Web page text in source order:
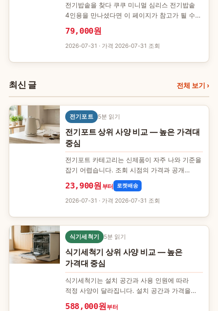
전기밥솥을 찾다 쿠쿠 미니멀 심리스 전기밥솥
4인용을 만나셨다면 이 페이지가 참고가 될 수
있습니다. 평점이나 후기 대신, 제품 상세
페이지에서 확인할 수 있는…
79,000원
2026-07-31 · 가격 2026-07-31 조회
최신 글 전체 보기 ›
전기포트 5분 읽기
전기포트 상위 사양 비교 — 높은 가격대
중심
전기포트 카테고리는 신제품이 자주 나와 기준을
잡기 어렵습니다. 조회 시점의 가격과 공개
사양만으로 5개 제품을 용량과 배송 조건
기준으로 분류했습니다. 어떤 기…
23,900원 부터 로켓배송
2026-07-31 · 가격 2026-07-31 조회
식기세척기 5분 읽기
식기세척기 상위 사양 비교 — 높은
가격대 중심
식기세척기는 설치 공간과 사용 인원에 따라
적정 사양이 달라집니다. 설치 공간과 가격을
중심으로 4개 제품을 비교해 상황별로
588,000원 부터